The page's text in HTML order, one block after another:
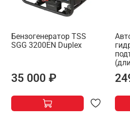
Бензогенератор TSS
SGG 3200EN Duplex
35 000 ₽